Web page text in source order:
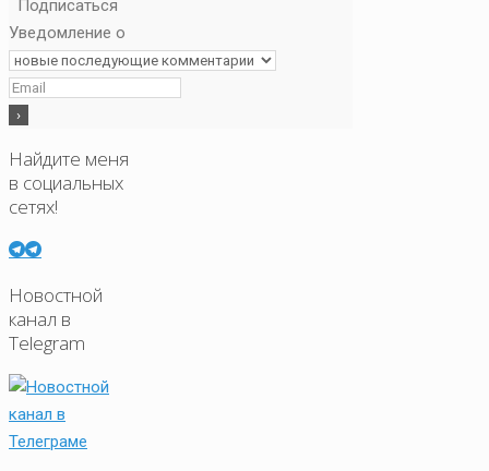
Подписаться
Уведомление о
Найдите меня
в социальных
сетях!
Новостной
канал в
Telegram